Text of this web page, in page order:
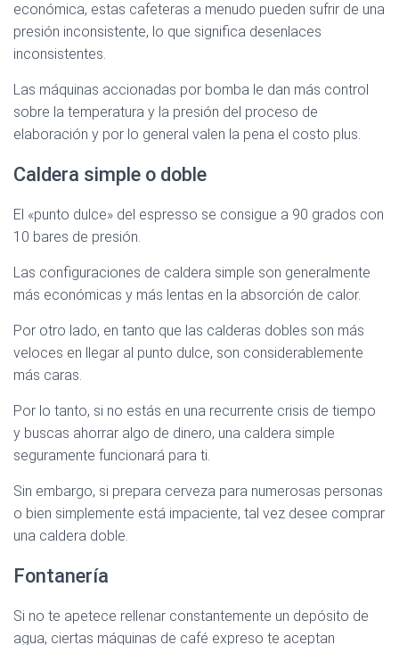
económica, estas cafeteras a menudo pueden sufrir de una
presión inconsistente, lo que significa desenlaces
inconsistentes.
Las máquinas accionadas por bomba le dan más control
sobre la temperatura y la presión del proceso de
elaboración y por lo general valen la pena el costo plus.
Caldera simple o doble
El «punto dulce» del espresso se consigue a 90 grados con
10 bares de presión.
Las configuraciones de caldera simple son generalmente
más económicas y más lentas en la absorción de calor.
Por otro lado, en tanto que las calderas dobles son más
veloces en llegar al punto dulce, son considerablemente
más caras.
Por lo tanto, si no estás en una recurrente crisis de tiempo
y buscas ahorrar algo de dinero, una caldera simple
seguramente funcionará para ti.
Sin embargo, si prepara cerveza para numerosas personas
o bien simplemente está impaciente, tal vez desee comprar
una caldera doble.
Fontanería
Si no te apetece rellenar constantemente un depósito de
agua, ciertas máquinas de café expreso te aceptan